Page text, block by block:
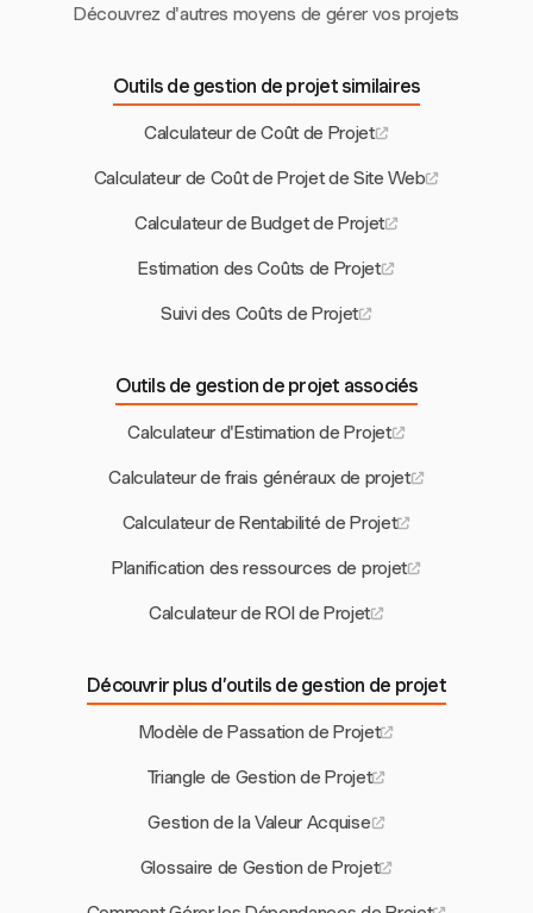
Découvrez d'autres moyens de gérer vos projets
Outils de gestion de projet similaires
Calculateur de Coût de Projet
Calculateur de Coût de Projet de Site Web
Calculateur de Budget de Projet
Estimation des Coûts de Projet
Suivi des Coûts de Projet
Outils de gestion de projet associés
Calculateur d'Estimation de Projet
Calculateur de frais généraux de projet
Calculateur de Rentabilité de Projet
Planification des ressources de projet
Calculateur de ROI de Projet
Découvrir plus d’outils de gestion de projet
Modèle de Passation de Projet
Triangle de Gestion de Projet
Gestion de la Valeur Acquise
Glossaire de Gestion de Projet